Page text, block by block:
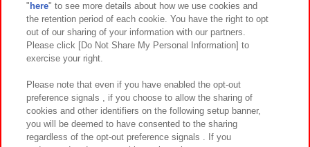
関連会社 サステナビリティ サイトポリシー
プライバシーポリシー ウェブアクセシビリティ方針と検証結果
お取引先さまとともに
カスタマーハラスメント対応方針 よくあるご質問・お問い合わせ
" here" to see more details about how we use cookies and
the retention period of each cookie. You have the right to opt
out of our sharing of your information with our partners.
Please click [Do Not Share My Personal Information] to
exercise your right.
Please note that even if you have enabled the opt-out
preference signals , if you choose to allow the sharing of
cookies and other identifiers on the following setup banner,
you will be deemed to have consented to the sharing
regardless of the opt-out preference signals . If you